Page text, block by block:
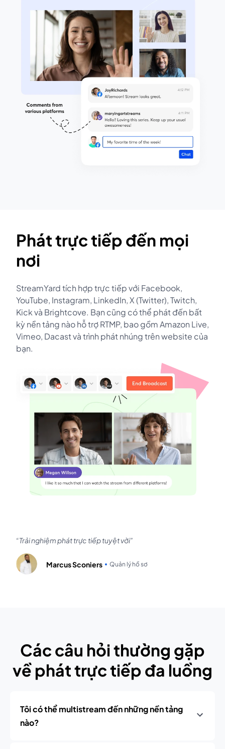
Phát trực tiếp đến mọi
nơi
StreamYard tích hợp trực tiếp với Facebook,
YouTube, Instagram, LinkedIn, X (Twitter), Twitch,
Kick và Brightcove. Bạn cũng có thể phát đến bất
kỳ nền tảng nào hỗ trợ RTMP, bao gồm Amazon Live,
Vimeo, Dacast và trình phát nhúng trên website của
bạn.
Trải nghiệm phát trực tiếp tuyệt vời
Marcus Sconiers Quản lý hồ sơ
Các câu hỏi thường gặp
về phát trực tiếp đa luồng
Tôi có thể multistream đến những nền tảng
nào?